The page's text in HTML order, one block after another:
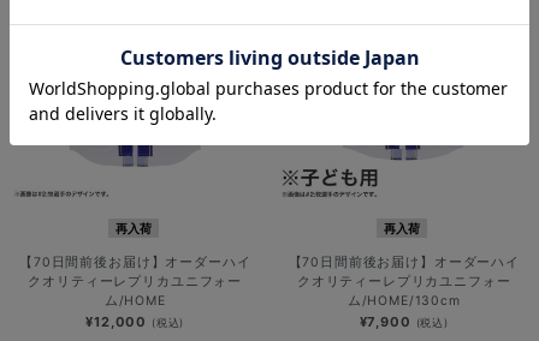
再入荷
【70日間前後お届け】オーダーハイ
クオリティーレプリカユニフォー
ム/HOME
¥12,000 (税込)
再入荷
【70日間前後お届け】オーダーハイ
クオリティーレプリカユニフォー
ム/HOME/130cm
¥7,900 (税込)